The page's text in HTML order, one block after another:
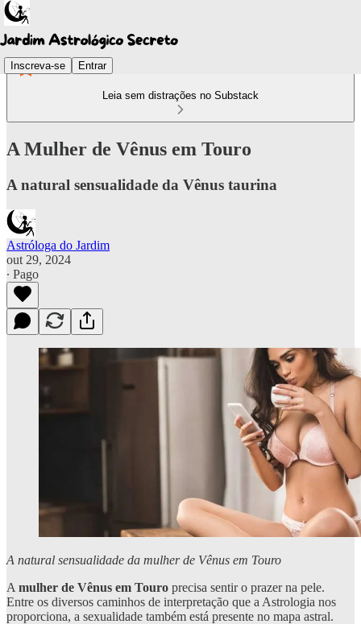
Inscreva-se Entrar
Leia sem distrações no Substack
A Mulher de Vênus em Touro
A natural sensualidade da Vênus taurina
Astróloga do Jardim
out 29, 2024
∙ Pago
A natural sensualidade da mulher de Vênus em Touro
A mulher de Vênus em Touro precisa sentir o prazer na pele.
Entre os diversos caminhos de interpretação que a Astrologia nos
proporciona, a sexualidade também está presente no mapa astral.